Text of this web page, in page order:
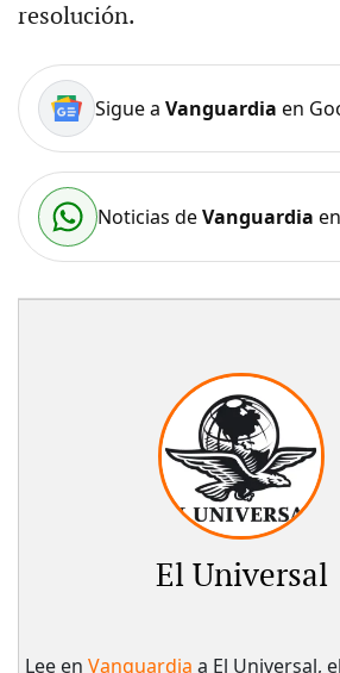
resolución.
Sigue a Vanguardia en
Noticias deVanguardia
El Universal
Lee en Vanguardia a El Universal,